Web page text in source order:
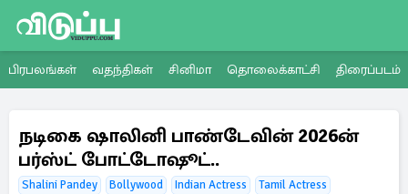
பிரபலங்கள் வதந்திகள் சினிமா தொலைக்காட்சி திரைப்படம்
நடிகை ஷாலினி பாண்டேவின் 2026ன்
பர்ஸ்ட் போட்டோஷூட்..
Shalini Pandey Bollywood Indian Actress
Tamil Actress